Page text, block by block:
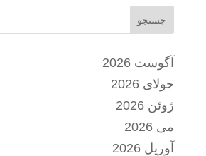
جستجو
آگوست 2026
جولای 2026
ژوئن 2026
می 2026
آوریل 2026